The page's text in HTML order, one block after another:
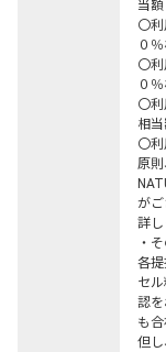
当額
〇
０
〇
０
〇
相当
〇
原則
がご
詳し
・
各
セ
認
も
但